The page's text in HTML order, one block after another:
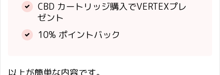
CBD カートリッジ購入でVERTEXプレ
ゼント
10% ポイントバック